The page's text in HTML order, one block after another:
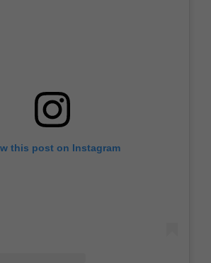
this post on Instagram